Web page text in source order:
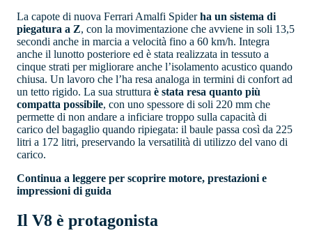
La capote di nuova Ferrari Amalfi Spiderha un sistema di
piegatura a Z, con la movimentazione che avviene in soli 13,5
secondi anche in marcia a velocità fino a 60 km/h. Integra
anche il lunotto posteriore ed è stata realizzata in tessuto a
cinque strati per migliorare anche l’isolamento acustico quando
chiusa. Un lavoro che l’ha resa analoga in termini di confort ad
un tetto rigido. La sua struttura è stata resa quanto più
compatta possibile, con uno spessore di soli 220 mm che
permette di non andare a inficiare troppo sulla capacità di
carico del bagaglio quando ripiegata: il baule passa così da 225
litri a 172 litri, preservando la versatilità di utilizzo del vano di
carico.
Continua a leggere per scoprire motore, prestazioni e
impressioni di guida
Il V8 è protagonista